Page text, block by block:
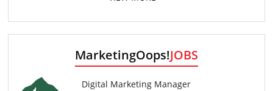
MarketingOops!JOBS
Digital Marketing Manager